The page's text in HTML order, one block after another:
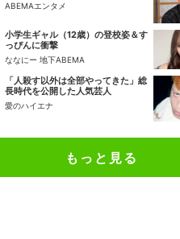
ABEMAエンタメ
小学生ギャル（12歳）の登校姿＆す
っぴんに衝撃
ななにー 地下ABEMA
「人殺す以外は全部やってきた」総
長時代を公開した人気芸人
愛のハイエナ
もっと見る